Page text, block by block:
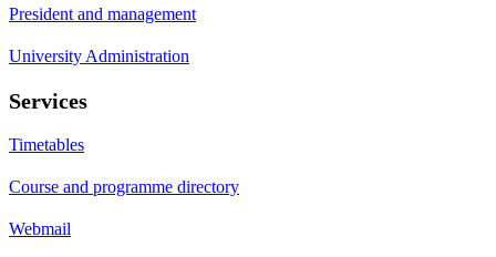
President and management
University Administration
Services
Timetables
Course and programme directory
Webmail